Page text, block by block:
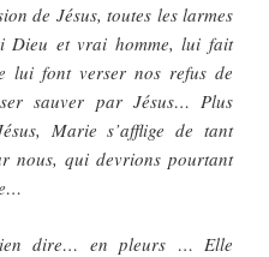
de Jésus, toutes les larmes
Dieu et vrai homme, lui fait
lui font verser nos refus de
sauver par Jésus… Plus
Marie s’afflige de tant
nous, qui devrions pourtant
dire… en pleurs … Elle